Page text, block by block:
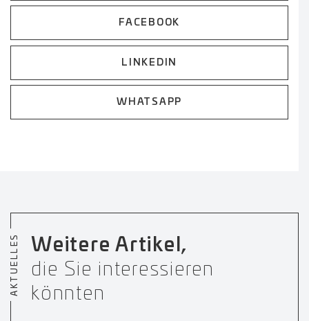
FACEBOOK
LINKEDIN
WHATSAPP
AKTUELLES
Weitere Artikel,
die Sie interessieren
könnten